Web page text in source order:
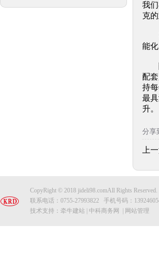
我
克的
当
能
随
配
持
最
升。
分享
上
CopyRight © 2018 jideli98.comAll Rights
联系电话：0755-27993822 手机号码：
技术支持： 牵牛建站 中科商务网 网站管理